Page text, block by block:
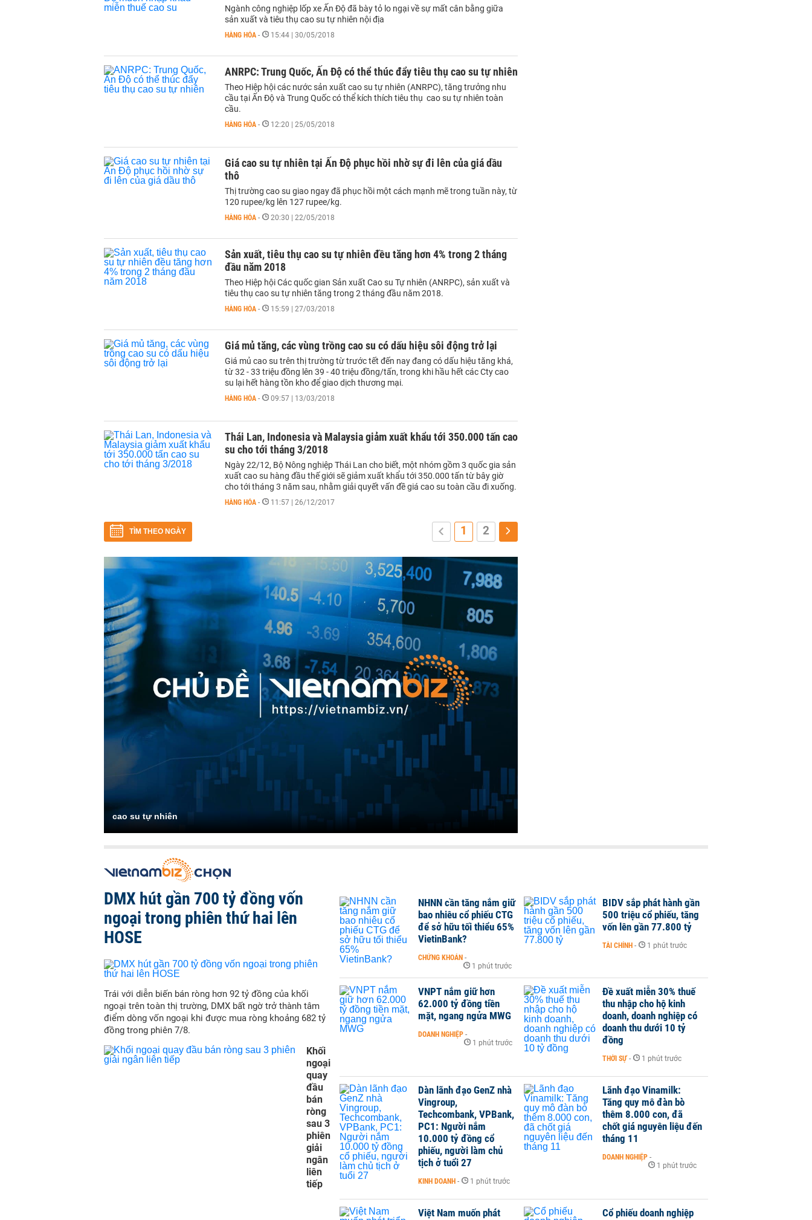
Ngành công nghiệp lốp xe Ấn Độ đã bày tỏ lo ngại về sự mất cân bằng giữa
sản xuất và tiêu thụ cao su tự nhiên nội địa
HÀNG HÓA - 15:44 | 30/05/2018
ANRPC: Trung Quốc, Ấn Độ có thể thúc đẩy tiêu thụ cao su tự nhiên
Theo Hiệp hội các nước sản xuất cao su tự nhiên (ANRPC), tăng trưởng nhu
cầu tại Ấn Độ và Trung Quốc có thể kích thích tiêu thụ cao su tự nhiên toàn
cầu.
HÀNG HÓA - 12:20 | 25/05/2018
Giá cao su tự nhiên tại Ấn Độ phục hồi nhờ sự đi lên của giá dầu
thô
Thị trường cao su giao ngay đã phục hồi một cách mạnh mẽ trong tuần này, từ
120 rupee/kg lên 127 rupee/kg.
HÀNG HÓA - 20:30 | 22/05/2018
Sản xuất, tiêu thụ cao su tự nhiên đều tăng hơn 4% trong 2 tháng
đầu năm 2018
Theo Hiệp hội Các quốc gian Sản xuất Cao su Tự nhiên (ANRPC), sản xuất và
tiêu thụ cao su tự nhiên tăng trong 2 tháng đầu năm 2018.
HÀNG HÓA - 15:59 | 27/03/2018
Giá mủ tăng, các vùng trồng cao su có dấu hiệu sôi động trở lại
Giá mủ cao su trên thị trường từ trước tết đến nay đang có dấu hiệu tăng khá,
từ 32 - 33 triệu đồng lên 39 - 40 triệu đồng/tấn, trong khi hầu hết các Cty cao
su lại hết hàng tồn kho để giao dịch thương mại.
HÀNG HÓA - 09:57 | 13/03/2018
Thái Lan, Indonesia và Malaysia giảm xuất khẩu tới 350.000 tấn cao
su cho tới tháng 3/2018
Ngày 22/12, Bộ Nông nghiệp Thái Lan cho biết, một nhóm gồm 3 quốc gia sản
xuất cao su hàng đầu thế giới sẽ giảm xuất khẩu tới 350.000 tấn từ bây giờ
cho tới tháng 3 năm sau, nhằm giải quyết vấn đề giá cao su toàn cầu đi xuống.
HÀNG HÓA - 11:57 | 26/12/2017
TÌM THEO NGÀY 1 2
cao su tự nhiên
DMX hút gần 700 tỷ đồng vốn
ngoại trong phiên thứ hai lên
HOSE
Trái với diễn biến bán ròng hơn 92 tỷ đồng của khối
ngoại trên toàn thị trường, DMX bất ngờ trở thành tâm
điểm dòng vốn ngoại khi được mua ròng khoảng 682 tỷ
đồng trong phiên 7/8.
Khối
ngoại
quay
đầu
bán
ròng
sau 3
phiên
giải
ngân
liên
tiếp
NHNN cần tăng nắm giữ
bao nhiêu cổ phiếu CTG
để sở hữu tối thiểu 65%
VietinBank?
CHỨNG KHOÁN -
1 phút trước
BIDV sắp phát hành gần
500 triệu cổ phiếu, tăng
vốn lên gần 77.800 tỷ
TÀI CHÍNH - 1 phút trước
VNPT nắm giữ hơn
62.000 tỷ đồng tiền
mặt, ngang ngửa MWG
DOANH NGHIỆP -
1 phút trước
Đề xuất miễn 30% thuế
thu nhập cho hộ kinh
doanh, doanh nghiệp có
doanh thu dưới 10 tỷ
đồng
THỜI SỰ - 1 phút trước
Dàn lãnh đạo GenZ nhà
Vingroup,
Techcombank, VPBank,
PC1: Người nắm
10.000 tỷ đồng cổ
phiếu, người làm chủ
tịch ở tuổi 27
KINH DOANH - 1 phút trước
Lãnh đạo Vinamilk:
Tăng quy mô đàn bò
thêm 8.000 con, đã
chốt giá nguyên liệu đến
tháng 11
DOANH NGHIỆP -
1 phút trước
Việt Nam muốn phát
Cổ phiếu doanh nghiệp